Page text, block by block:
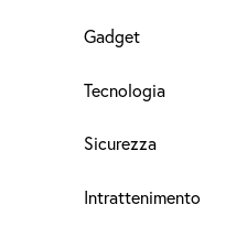
Gadget
Tecnologia
Sicurezza
Intrattenimento